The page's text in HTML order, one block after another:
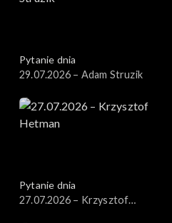
Pytanie dnia
29.07.2026 – Adam Struzik
Pytanie dnia
27.07.2026 – Krzysztof